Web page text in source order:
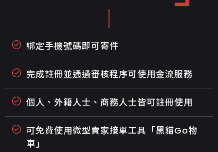
綁定手機號碼即可寄件
完成註冊並通過審核程序可使用金流服務
個人、外籍人士、商務人士皆可註冊使用
可免費使用微型賣家接單工具「黑貓Go物
車」